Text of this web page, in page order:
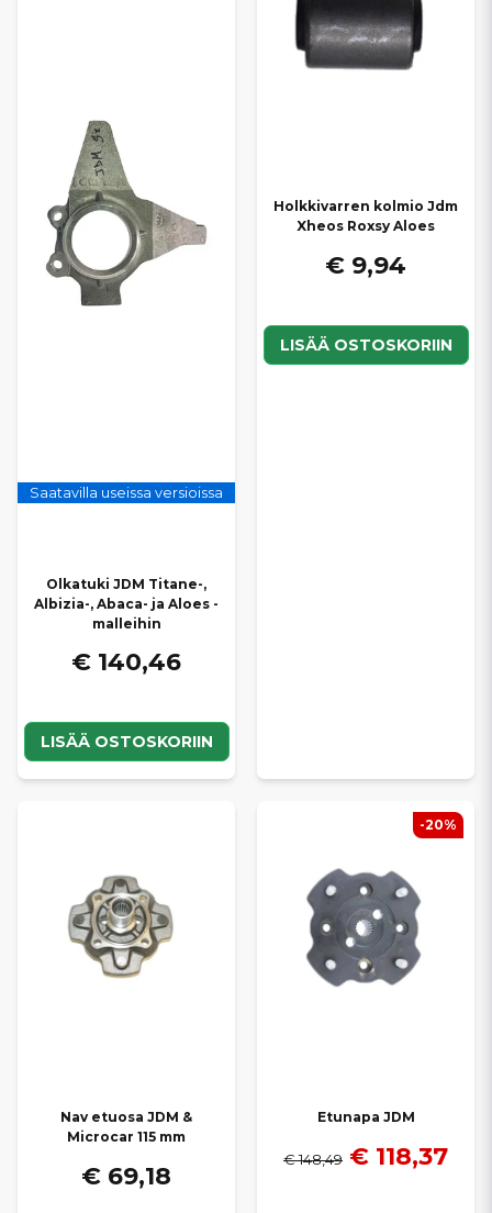
Saatavilla useissa versioissa
Olkatuki JDM Titane-,
Albizia-, Abaca- ja Aloes -
malleihin
€ 140,46
LISÄÄ OSTOSKORIIN
Holkkivarren kolmio Jdm
Xheos Roxsy Aloes
€ 9,94
LISÄÄ OSTOSKORIIN
Nav etuosa JDM &
Microcar 115 mm
€ 69,18
Etunapa JDM
€ 148,49 € 118,37
-20%